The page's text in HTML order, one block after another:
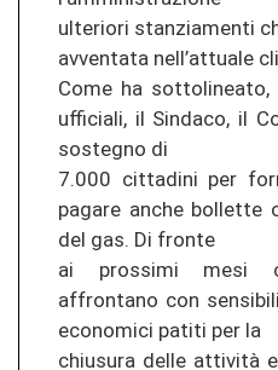
ulteriori stanziamenti
avventata nell’attuale
Come ha
ufficiali, il Sindaco, il
sostegno di
7.000 cittadini per
pagare anche bollette
del gas. Di fronte
ai prossimi mesi
affrontano con
economici patiti per la
chiusura delle attività